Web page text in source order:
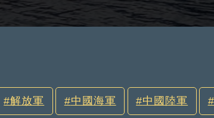
解放軍 中國海軍 中國陸軍